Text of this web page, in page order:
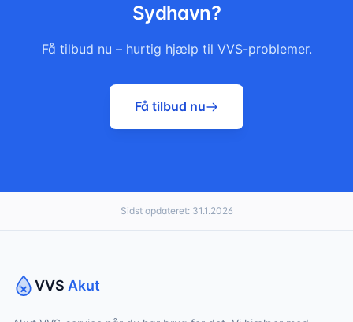
Sydhavn?
Få tilbud nu – hurtig hjælp til VVS-problemer.
Få tilbud nu
Sidst opdateret: 31.1.2026
VVS Akut